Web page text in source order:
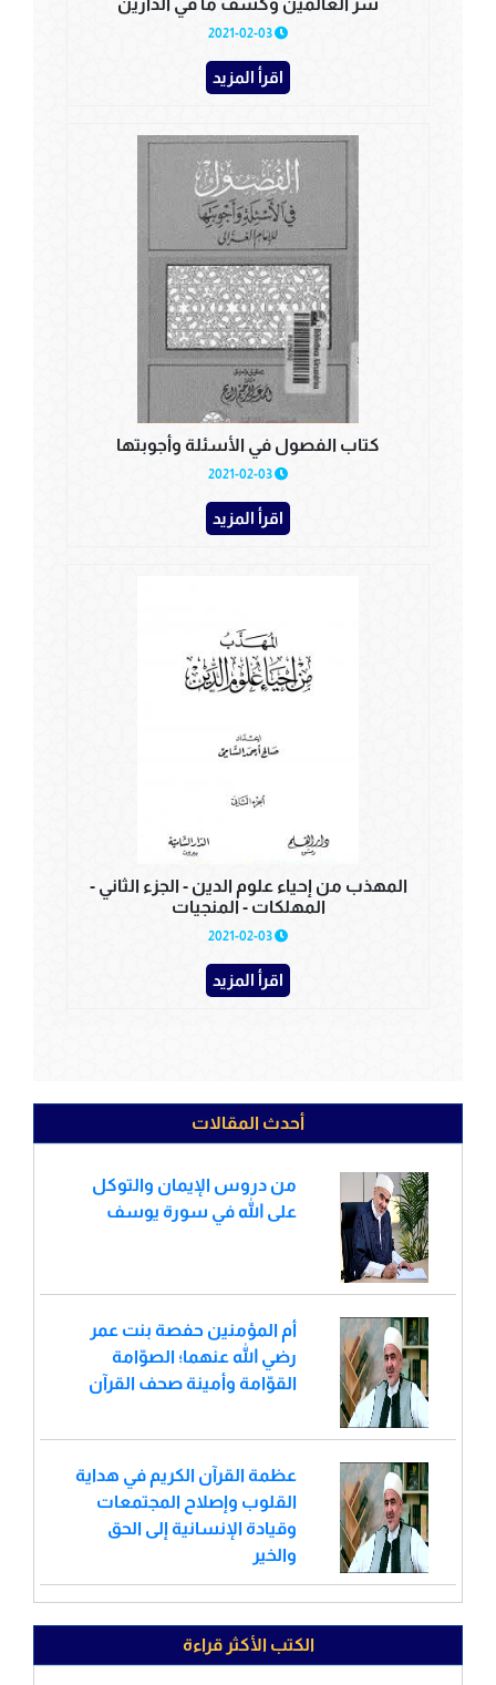
سر العالمين وكشف ما في الدارين
اقرأ المزيد
كتاب الفصول في الأسئلة وأجوبتها
اقرأ المزيد
المهذب من إحياء علوم الدين - الجزء الثاني -
المهلكات - المنجيات
اقرأ المزيد
أحدث المقالات
من دروس الإيمان والتوكل
على الله في سورة يوسف
أم المؤمنين حفصة بنت عمر
رضي الله عنهما؛ الصوّامة
القوّامة وأمينة صحف القرآن
عظمة القرآن الكريم في هداية
القلوب وإصلاح المجتمعات
وقيادة الإنسانية إلى الحق
والخير
الكتب الأكثر قراءة